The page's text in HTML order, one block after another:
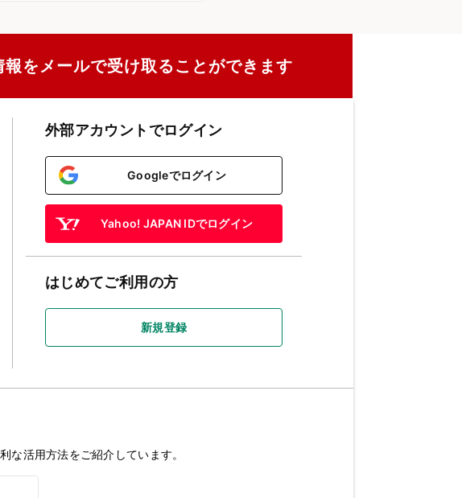
をメールで受け取ることができます
外部アカウントでログイン
Googleでログイン
Yahoo! JAPAN IDでログイン
はじめてご利用の方
新規登録
な活用方法をご紹介しています。